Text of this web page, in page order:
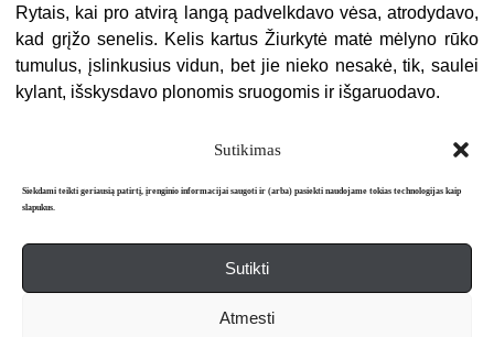
Sutikimas
Siekdami teikti geriausią patirtį, įrenginio informacijai saugoti ir (arba) pasiekti naudojame tokias technologijas kaip
slapukus.
Sutikti
Atmesti
Rytais, kai pro atvirą langą padvelkdavo vėsa, atrodydavo,
kad grįžo senelis. Kelis kartus Žiurkytė matė mėlyno rūko
tumulus, įslinkusius vidun, bet jie nieko nesakė, tik, saulei
kylant, išskysdavo plonomis sruogomis ir išgaruodavo.